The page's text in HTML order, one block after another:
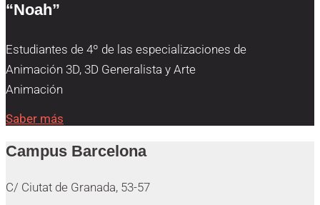
“Noah”
Estudiantes de 4º de las especializaciones de
Animación 3D, 3D Generalista y Arte
Animación
Saber más
Campus Barcelona
C/ Ciutat de Granada, 53-57